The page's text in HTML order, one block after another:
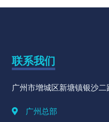
联系我们
广州市增城区新塘镇银沙
广州总部